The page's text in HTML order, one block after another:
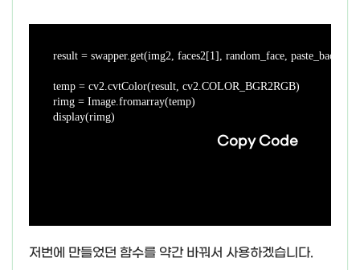
result = swapper.get(img2, faces2[1], random_face,
temp = cv2.cvtColor(result, cv2.COLOR_BGR2RGB)
rimg = Image.fromarray(temp)
display(rimg)
Copy Code
저번에 만들었던 함수를 약간 바꿔서 사용하겠습니다.